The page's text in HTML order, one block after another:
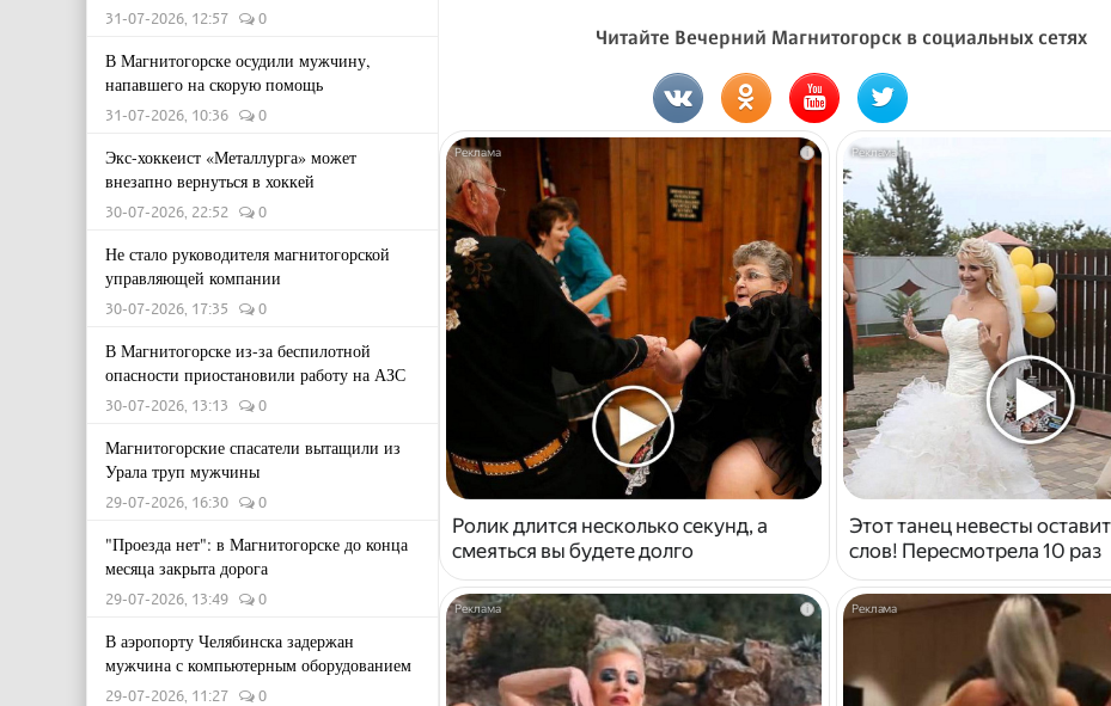
31-07-2026, 12:57 0
В Магнитогорске осудили мужчину,
напавшего на скорую помощь
31-07-2026, 10:36 0
Экс-хоккеист «Металлурга» может
внезапно вернуться в хоккей
30-07-2026, 22:52 0
Не стало руководителя магнитогорской
управляющей компании
30-07-2026, 17:35 0
В Магнитогорске из-за беспилотной
опасности приостановили работу на АЗС
30-07-2026, 13:13 0
Магнитогорские спасатели вытащили из
Урала труп мужчины
29-07-2026, 16:30 0
"Проезда нет": в Магнитогорске до конца
месяца закрыта дорога
29-07-2026, 13:49 0
В аэропорту Челябинска задержан
мужчина с компьютерным оборудованием
29-07-2026, 11:27 0
Читайте Вечерний Магнитогорск в социальных сетях
i
Ролик длится несколько секунд, а
смеяться вы будете долго
Этот танец невесты
слов! Пересмотрела 10 раз
i